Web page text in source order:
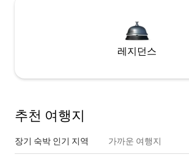
레지던스
추천 여행지
장기 숙박 인기 지역 가까운 여행지